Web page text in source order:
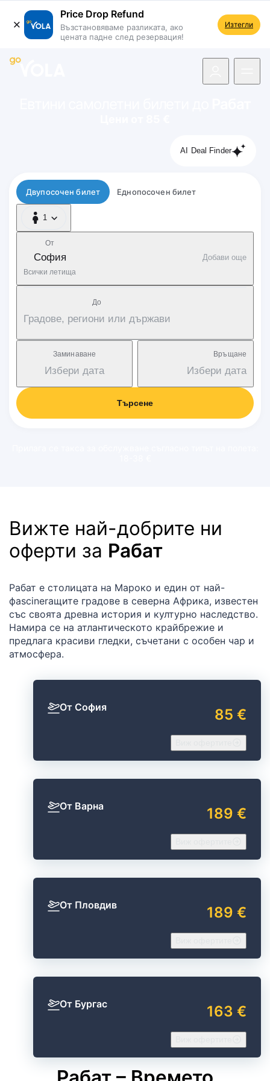
Price Drop Refund
Възстановяваме разликата, ако
цената падне след резервация!
Изтегли
AI Deal Finder
Тип полет
Двупосочен билет Еднопосочен билет
1
1 Пътник
От
София
Всички летища
Добави още
Дo
Градове, региони или държави
Заминаване
Избери дата
Връщане
Избери дата
Търсене
Вижте най-добрите ни
оферти за Рабат
Рабат е столицата на Мароко и един от най-
фascinerащите градове в северна Африка, известен
със своята древна история и културно наследство.
Намира се на атлантическото крайбрежие и
предлага красиви гледки, съчетани с особен чар и
атмосфера.
От София 85 €
От Варна 189 €
От Пловдив 189 €
От Бургас 163 €